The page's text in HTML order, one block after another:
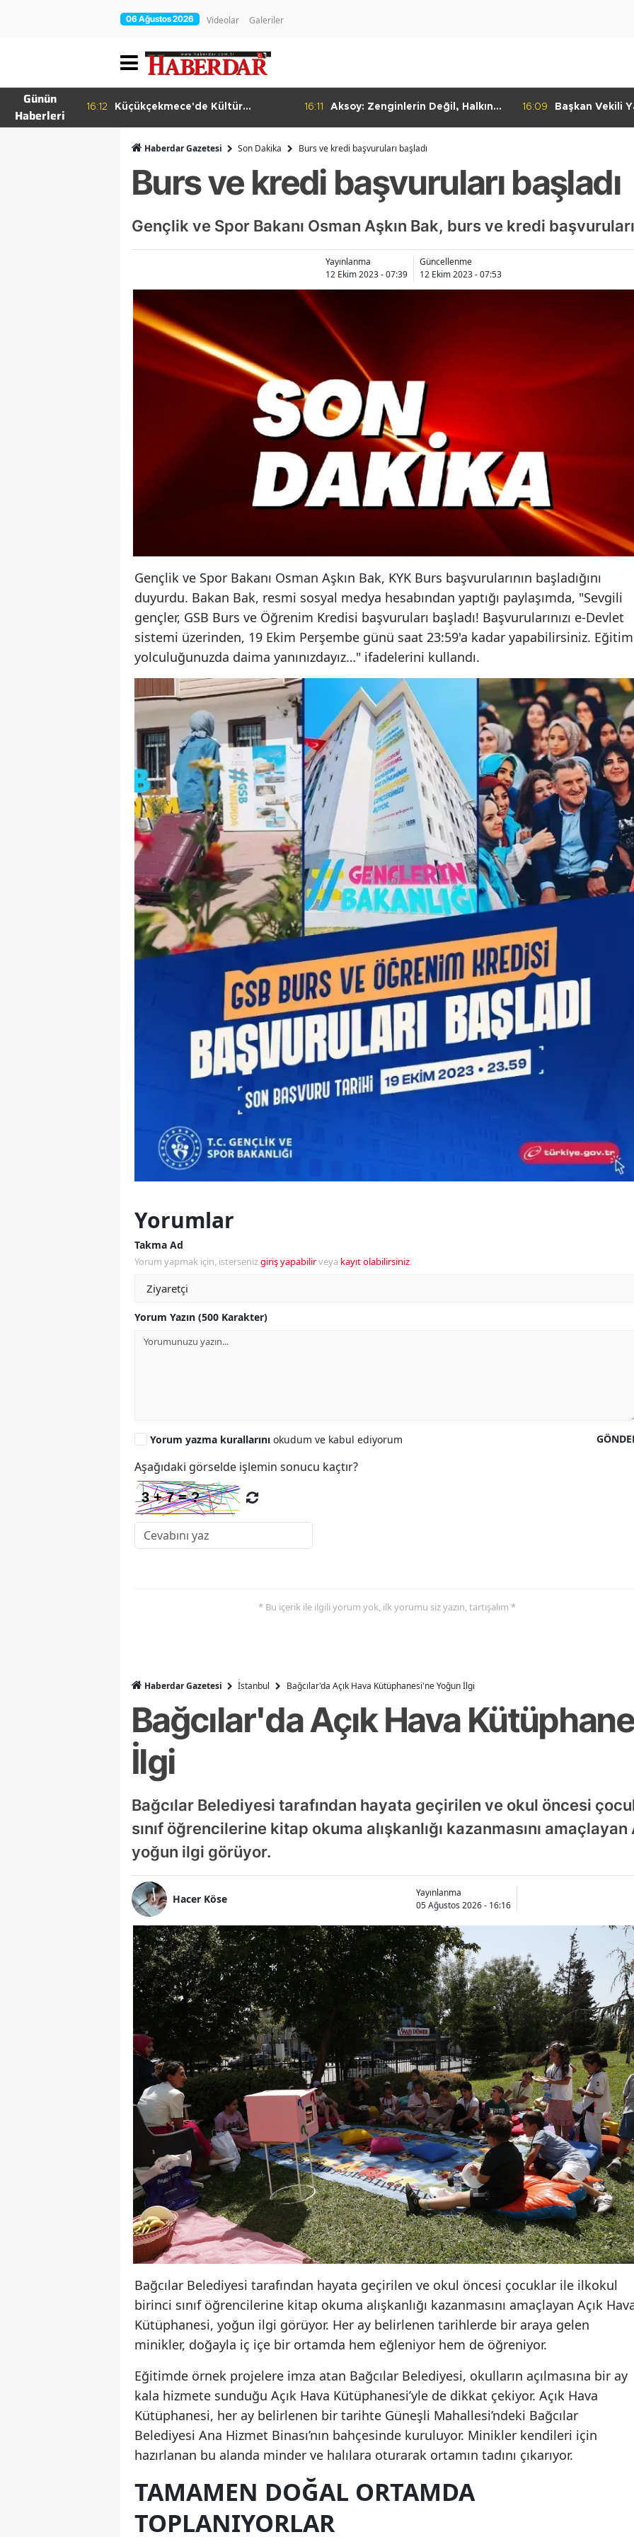
06 Ağustos 2026 Videolar Galeriler
Günün
Haberleri
16:11
Aksoy: Zenginlerin Değil, Halkın
16:09
Başkan Vekili Yalçın Ekici, Birlikte
16:08
İstanbul
Haberdar Gazetesi Son Dakika Burs ve kredi başvuruları başladı
Burs ve kredi başvuruları başladı
Gençlik ve Spor Bakanı Osman Aşkın Bak, burs ve kredi
Yayınlanma
12 Ekim 2023 - 07:39
Güncellenme
12 Ekim 2023 - 07:53
Gençlik ve Spor Bakanı Osman Aşkın Bak, KYK Burs başvurularının başladığını
duyurdu. Bakan Bak, resmi sosyal medya hesabından yaptığı paylaşımda, "Sevgili
gençler, GSB Burs ve Öğrenim Kredisi başvuruları başladı! Başvurularınızı e-Devlet
sistemi üzerinden, 19 Ekim Perşembe günü saat 23:59'a kadar yapabilirsiniz. Eğitim
yolculuğunuzda daima yanınızdayız…" ifadelerini kullandı.
Yorumlar
Takma Ad
Yorum yapmak için, istersenizgiriş yapabilirveya kayıt olabilirsiniz.
Yorum Yazın (500 Karakter)
Yorum yazma kurallarını okudum ve kabul ediyorum
Aşağıdaki görselde işlemin sonucu kaçtır?
* Bu içerik ile ilgili yorum yok, ilk yorumu siz yazın, tartışalım *
Haberdar Gazetesi İ̇stanbul Bağcılar'da Açık Hava Kütüphanesi'ne Yoğun İlgi
Bağcılar'da Açık Hava
İlgi
Bağcılar Belediyesi tarafından hayata geçirilen ve okul öncesi
sınıf öğrencilerine kitap okuma alışkanlığı kazanmasını
yoğun ilgi görüyor.
Hacer Köse
Yayınlanma
05 Ağustos 2026 - 16:16
Bağcılar Belediyesi tarafından hayata geçirilen ve okul öncesi çocuklar ile ilkokul
birinci sınıf öğrencilerine kitap okuma alışkanlığı kazanmasını amaçlayan Açık
Kütüphanesi, yoğun ilgi görüyor. Her ay belirlenen tarihlerde bir araya gelen
minikler, doğayla iç içe bir ortamda hem eğleniyor hem de öğreniyor.
Eğitimde örnek projelere imza atan Bağcılar Belediyesi, okulların açılmasına bir ay
kala hizmete sunduğu Açık Hava Kütüphanesi’yle de dikkat çekiyor. Açık Hava
Kütüphanesi, her ay belirlenen bir tarihte Güneşli Mahallesi’ndeki Bağcılar
Belediyesi Ana Hizmet Binası’nın bahçesinde kuruluyor. Minikler kendileri için
hazırlanan bu alanda minder ve halılara oturarak ortamın tadını çıkarıyor.
TAMAMEN DOĞAL ORTAMDA
TOPLANIYORLAR